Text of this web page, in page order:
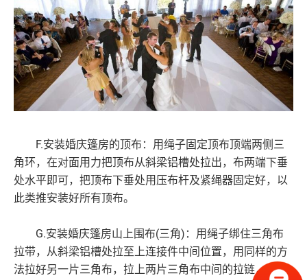
F.安装婚庆篷房的顶布：用绳子固定顶布顶端两侧三
角环，在对面用力把顶布从斜梁铝槽处拉出，布两端下垂
处水平即可，把顶布下垂处用压布杆及紧绳器固定好，以
此类推安装好所有顶布。
G.安装婚庆篷房山上围布(三角)：用绳子绑住三角布
拉带，从斜梁铝槽处拉至上连接件中间位置，用同样的方
法拉好另一片三角布，拉上两片三角布中间的拉链，最后